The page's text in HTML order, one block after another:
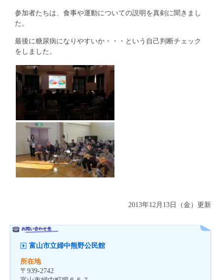
参加者たちは、食事や運動についての説明を真剣に聞きまし
た。
最後に糖尿病になりやすいか・・・という自己判断チェック
をしました。
2013年12月13日（金）更新
富山市立婦中熊野公民館
所在地
〒 939-2742